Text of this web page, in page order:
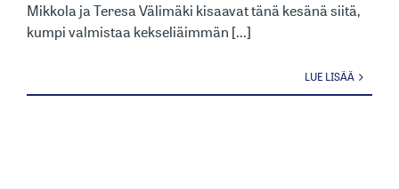
Mikkola ja Teresa Välimäki kisaavat tänä kesänä siitä,
kumpi valmistaa kekseliäimmän [...]
LUE LISÄÄ